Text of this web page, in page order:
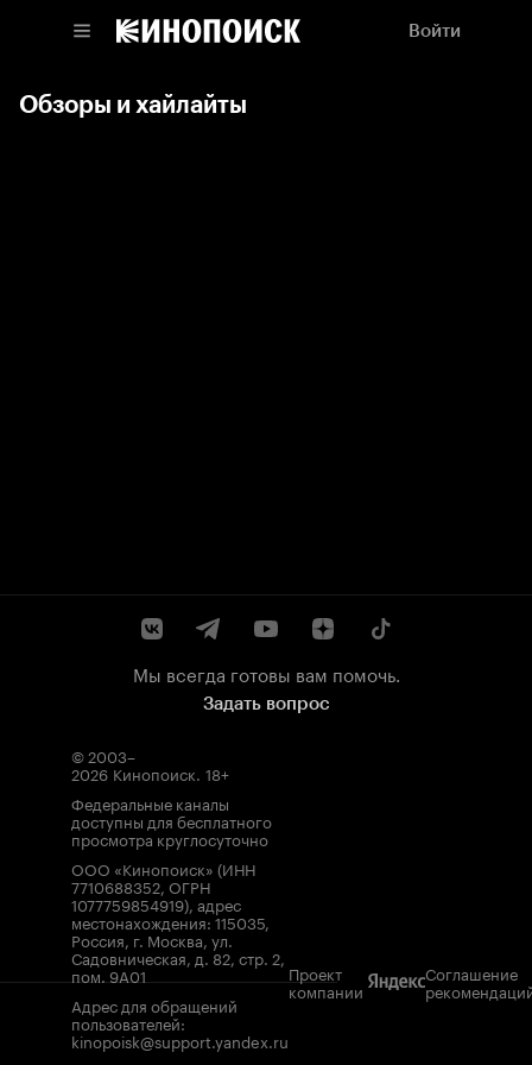
Войти
Обзоры и хайлайты
Мы всегда готовы вам помочь.
Задать вопрос
© 2003–
2026 Кинопоиск. 18+
Федеральные каналы
доступны для бесплатного
просмотра круглосуточно
ООО «Кинопоиск» (ИНН
7710688352, ОГРН
1077759854919), адрес
местонахождения: 115035,
Россия, г. Москва, ул.
Садовническая, д. 82, стр. 2,
пом. 9А01
Адрес для обращений
пользователей:
kinopoisk@support.yandex.ru
Проект
компании
Соглашение